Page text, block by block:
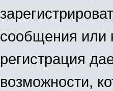
сообщения или
регистрация
возможности,